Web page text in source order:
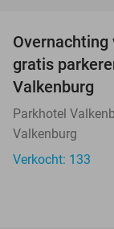
gratis
Valkenburg
Parkhotel
Valkenburg
Verkocht: 133